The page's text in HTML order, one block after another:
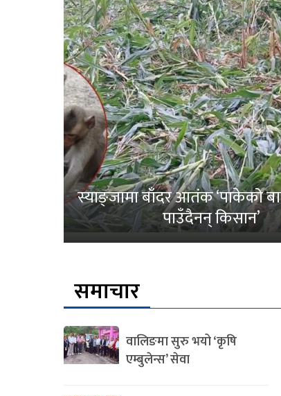
स्याङ्जामा बाँदर आतंक ‘पाकेको
पाउँदैनन् किसान’
समाचार
वालिङमा सुरु भयो ‘कृषि
एम्बुलेन्स’ सेवा